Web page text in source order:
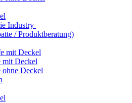
Industry
/ Produktberatung)
mit Deckel
mit Deckel
ohne Deckel